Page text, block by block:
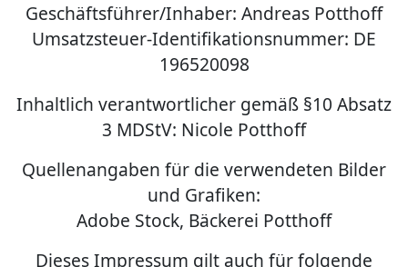
Geschäftsführer/Inhaber: Andreas Potthoff
Umsatzsteuer-Identifikationsnummer: DE
196520098
Inhaltlich verantwortlicher gemäß §10 Absatz
3 MDStV: Nicole Potthoff
Quellenangaben für die verwendeten Bilder
und Grafiken:
Adobe Stock, Bäckerei Potthoff
Dieses Impressum gilt auch für folgende